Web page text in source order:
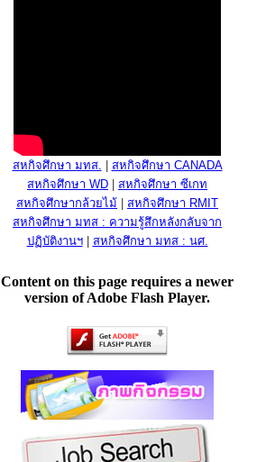
สหกิจศึกษา มทส.
สหกิจศึกษา CANADA
สหกิจศึกษา WD
สหกิจศึกษา ซีเกท
สหกิจศึกษากล้วยไม้
สหกิจศึกษา RMIT
สหกิจศึกษา มทส : ความรู้สึกหลังกลับจาก
ปฏิบัติงานฯ| สหกิจศึกษา มทส : นศ.
Content on this page requires a newer
version of Adobe Flash Player.